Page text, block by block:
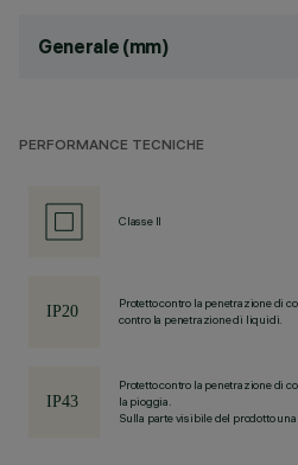
Generale (mm)
PERFORMANCE TECNICHE
Classe II
Protetto contro la penetrazione di
contro la penetrazione di liquidi.
Protetto contro la penetrazione di
la pioggia.
Sulla parte visibile del prodotto